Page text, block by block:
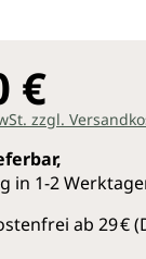
€
zzgl.
in 1-2
ab 29 €